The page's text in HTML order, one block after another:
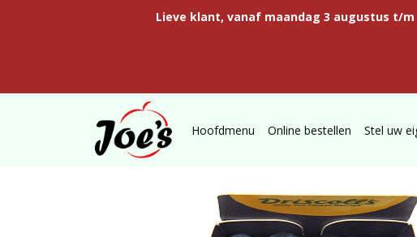
Lieve klant, vanaf maandag 3 augustus t/
Hoofdmenu Online bestellen Stel uw